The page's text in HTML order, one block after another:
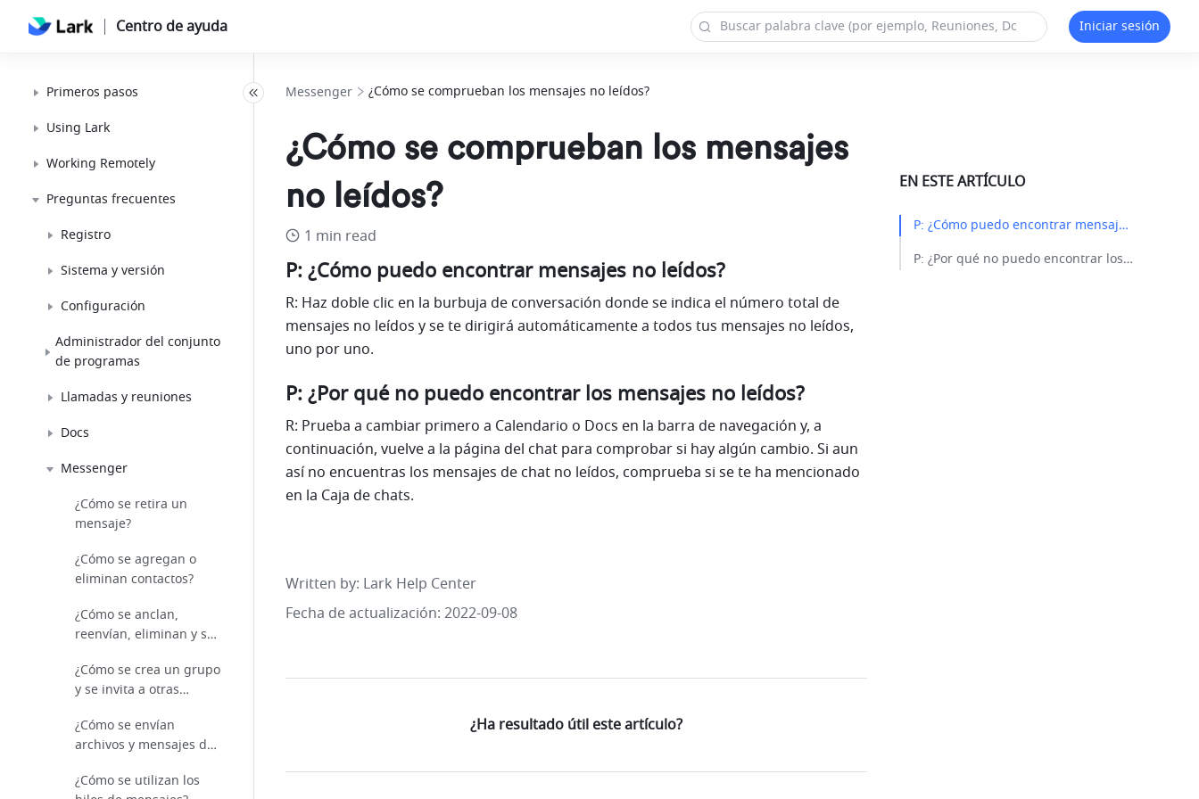
Centro de ayuda Iniciar sesión
Primeros pasos
Using Lark
Working Remotely
Preguntas frecuentes
Registro
Sistema y versión
Configuración
Administrador del conjunto
de programas
Llamadas y reuniones
Docs
Messenger
¿Cómo se retira un
mensaje?
¿Cómo se agregan o
eliminan contactos?
¿Cómo se anclan,
reenvían, eliminan y se
mensajes?
¿Cómo se crea un grupo
y se invita a otras
¿Cómo se envían
archivos y mensajes de
¿Cómo se utilizan los
Messenger ¿Cómo se comprueban los mensajes no leídos?
¿Cómo se comprueban los mensajes
no leídos?
1 min read
P: ¿Cómo puedo encontrar mensajes no leídos?
R: Haz doble clic en la burbuja de conversación donde se indica el número total de
mensajes no leídos y se te dirigirá automáticamente a todos tus mensajes no leídos,
uno por uno.
P: ¿Por qué no puedo encontrar los mensajes no leídos?
R: Prueba a cambiar primero a Calendario o Docs en la barra de navegación y, a
continuación, vuelve a la página del chat para comprobar si hay algún cambio. Si aun
así no encuentras los mensajes de chat no leídos, comprueba si se te ha mencionado
en la Caja de chats.
Written by: Lark Help Center
Fecha de actualización: 2022-09-08
¿Ha resultado útil este artículo?
EN ESTE ARTÍCULO
P: ¿Cómo puedo encontrar mensajes no leídos?​
P: ¿Por qué no puedo encontrar los mensajes no leídos?​